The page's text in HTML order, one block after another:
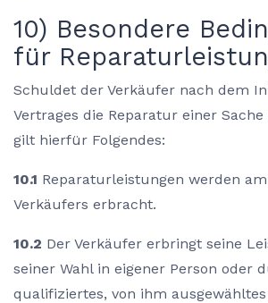
10) Besondere
für
Schuldet der Verkäufer nach dem
Vertrages die Reparatur einer
gilt hierfür Folgendes:
10.1 Reparaturleistungen werden
Verkäufers erbracht.
10.2 Der Verkäufer erbringt seine
seiner Wahl in eigener Person oder
qualifiziertes, von ihm ausgewähltes